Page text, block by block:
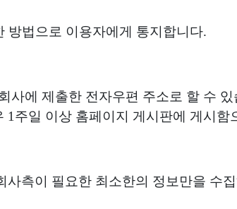
방법으로 이용자에게 통지합니다.
사에 제출한 전자우편 주소로 할 수 있
주일 이상 홈페이지 게시판에 게시
측이 필요한 최소한의 정보만을 수